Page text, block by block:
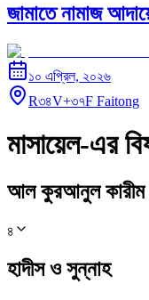
জামাতে নামাজ
১০ এপ্রিল, ২০২৬
R৩৪V+৩৭F Faitong
মাসায়েল-এর
আল কুরআনুল কারীম
৪
হাদীস ও সুন্নাহ